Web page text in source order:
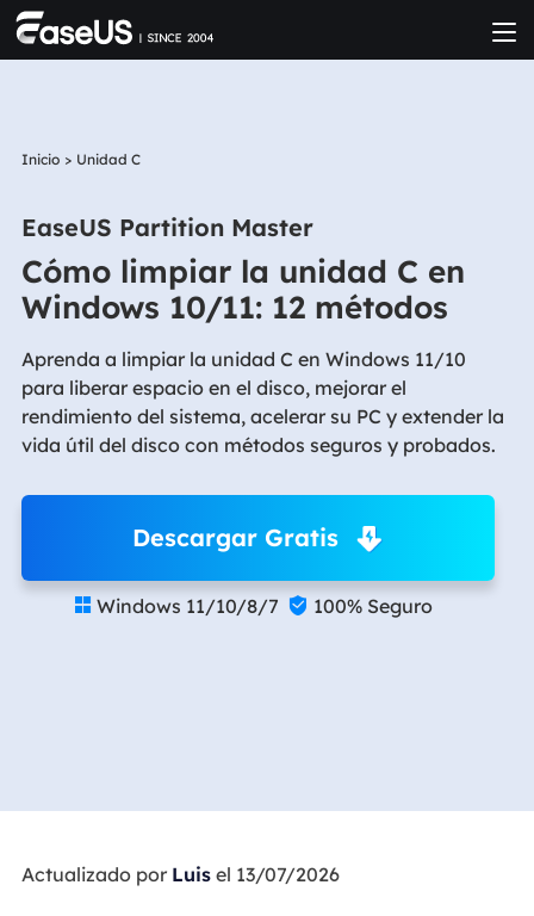
Inicio > Unidad C
EaseUS Partition Master
Cómo limpiar la unidad C en
Windows 10/11: 12 métodos
Aprenda a limpiar la unidad C en Windows 11/10
para liberar espacio en el disco, mejorar el
rendimiento del sistema, acelerar su PC y extender la
vida útil del disco con métodos seguros y probados.
Descargar Gratis
 Windows 11/10/8/7  100% Seguro
Actualizado por Luisel 13/07/2026